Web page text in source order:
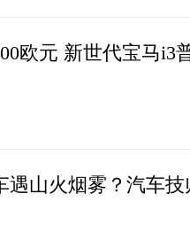
欧元 新世代宝马i3
遇山火烟雾？汽车